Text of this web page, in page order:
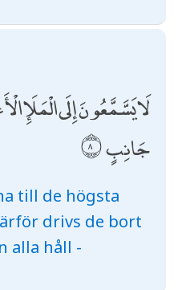
لَا يَسَّمَّعُونَ إِلَى الْمَلَإِ
جَانِبٍ
till de högsta
drivs de bort
alla håll -